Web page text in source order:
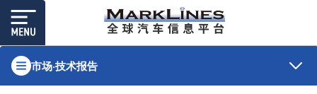
市场·技术报告